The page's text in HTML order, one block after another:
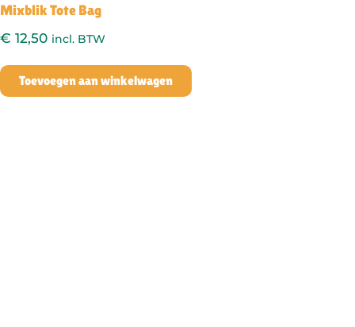
Mixblik Tote Bag
€ 12,50 incl. BTW
Toevoegen aan winkelwagen